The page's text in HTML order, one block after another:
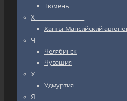
Тюмень
Х_________________
Ханты-Мансийский
Ч_________________
Челябинск
Чувашия
У_________________
Удмуртия
Я_________________